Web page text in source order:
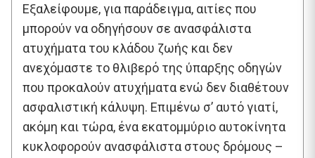
Εξαλείφουμε, για παράδειγμα, αιτίες που
μπορούν να οδηγήσουν σε ανασφάλιστα
ατυχήματα του κλάδου ζωής και δεν
ανεχόμαστε το θλιβερό της ύπαρξης οδηγών
που προκαλούν ατυχήματα ενώ δεν διαθέτουν
ασφαλιστική κάλυψη. Επιμένω σ’ αυτό γιατί,
ακόμη και τώρα, ένα εκατομμύριο αυτοκίνητα
κυκλοφορούν ανασφάλιστα στους δρόμους –